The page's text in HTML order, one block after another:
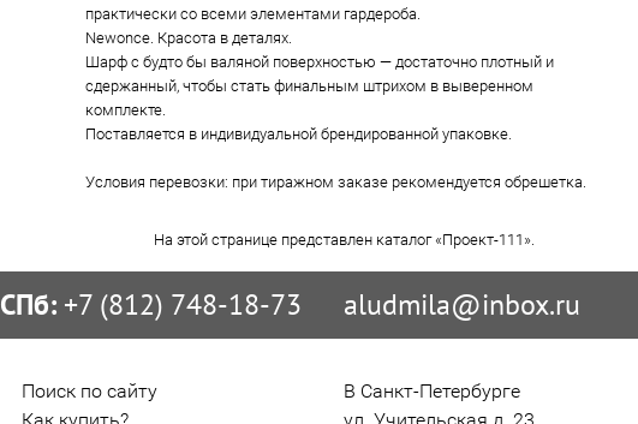
практически со всеми элементами гардероба.
Newonce. Красота в деталях.
Шарф с будто бы валяной поверхностью — достаточно плотный и
сдержанный, чтобы стать финальным штрихом в выверенном
комплекте.
Поставляется в индивидуальной брендированной упаковке.
Условия перевозки: при тиражном заказе рекомендуется обрешетка.
На этой странице представлен каталог «Проект-111».
СПб: +7 (812) 748-18-73 aludmila@inbox.ru
Поиск по сайту
В Санкт-Петербурге